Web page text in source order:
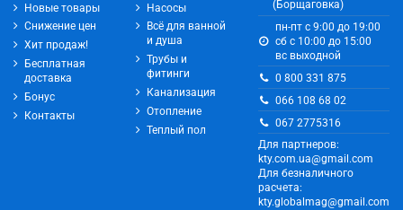
Новые товары
Снижение цен
Хит продаж!
Бесплатная
доставка
Бонус
Контакты
Насосы
Всё для ванной
и душа
Трубы и
фитинги
Канализация
Отопление
Теплый пол
(Борщаговка)
пн-пт с 9:00 до 19:00
сб с 10:00 до 15:00
вс выходной
0 800 331 875
066 108 68 02
067 2775316
Для партнеров:
kty.com.ua@gmail.com
Для безналичного
расчета:
kty.globalmag@gmail.com